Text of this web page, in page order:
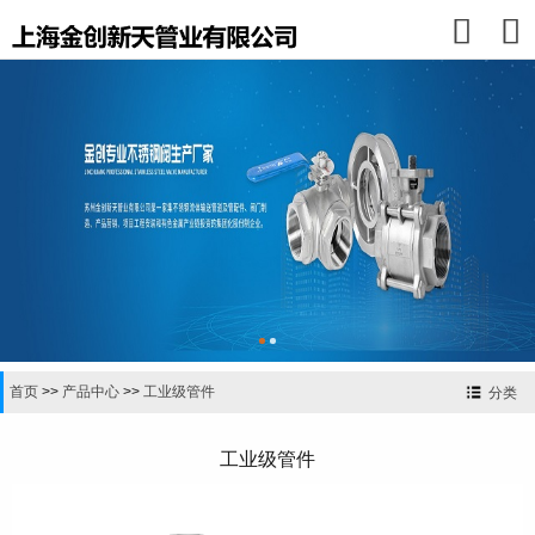


分类
首页 >> 产品中心 >> 工业级管件
工业级管件